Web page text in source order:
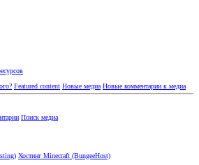
Featured content Новые медиа Новые комментарии к медиа
Поиск медиа
Хостинг Minecraft (BungeeHost)